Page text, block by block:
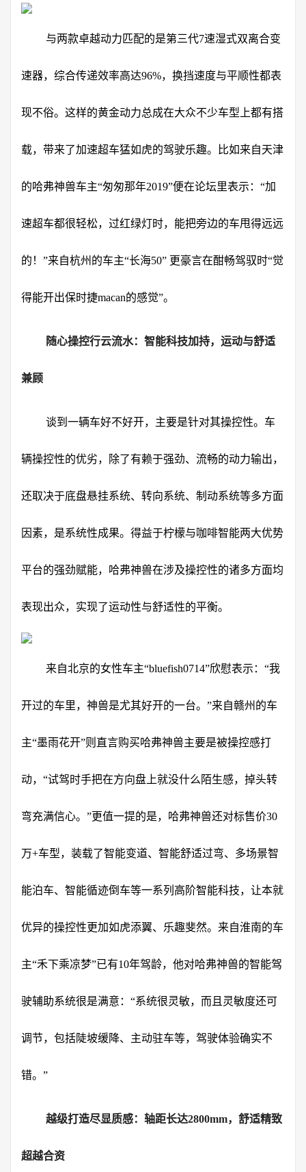
与两款卓越动力匹配的是第三代7速湿式双离合变
速器，综合传递效率高达96%，换挡速度与平顺性都表
现不俗。这样的黄金动力总成在大众不少车型上都有搭
载，带来了加速超车猛如虎的驾驶乐趣。比如来自天津
的哈弗神兽车主“匆匆那年2019”便在论坛里表示：“加
速超车都很轻松，过红绿灯时，能把旁边的车甩得远远
的！”来自杭州的车主“长海50” 更豪言在酣畅驾驭时“觉
得能开出保时捷macan的感觉”。
随心操控行云流水：智能科技加持，运动与舒适
兼顾
谈到一辆车好不好开，主要是针对其操控性。车
辆操控性的优劣，除了有赖于强劲、流畅的动力输出，
还取决于底盘悬挂系统、转向系统、制动系统等多方面
因素，是系统性成果。得益于柠檬与咖啡智能两大优势
平台的强劲赋能，哈弗神兽在涉及操控性的诸多方面均
表现出众，实现了运动性与舒适性的平衡。
来自北京的女性车主“bluefish0714”欣慰表示：“我
开过的车里，神兽是尤其好开的一台。”来自赣州的车
主“墨雨花开”则直言购买哈弗神兽主要是被操控感打
动，“试驾时手把在方向盘上就没什么陌生感，掉头转
弯充满信心。”更值一提的是，哈弗神兽还对标售价30
万+车型，装载了智能变道、智能舒适过弯、多场景智
能泊车、智能循迹倒车等一系列高阶智能科技，让本就
优异的操控性更加如虎添翼、乐趣斐然。来自淮南的车
主“禾下乘凉梦”已有10年驾龄，他对哈弗神兽的智能驾
驶辅助系统很是满意：“系统很灵敏，而且灵敏度还可
调节，包括陡坡缓降、主动驻车等，驾驶体验确实不
错。”
越级打造尽显质感：轴距长达2800mm，舒适精致
超越合资